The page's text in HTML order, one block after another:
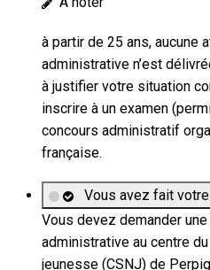
à partir de 25 ans, aucune
administrative n’est
à justifier votre situation
inscrire à un examen
concours administratif
française.
Vous avez fait votre
Vous devez demander une
administrative au centre
jeunesse (CSNJ) de